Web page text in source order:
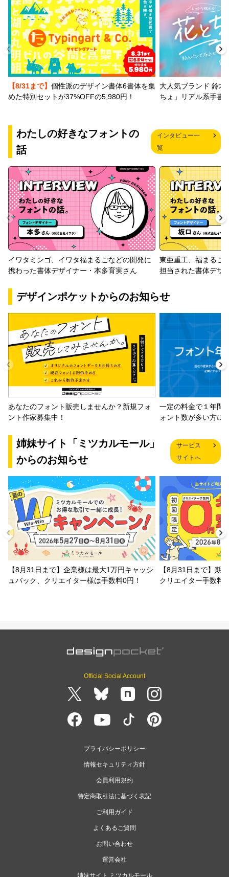
【8/31まで】 個性派のデザイン書体6書体を集
めた特別セットが37%OFFの5,980円！
大人気ブランド 鈴木
ちょ」リアル系手書
わたしの好きなフォントの
話
インタビュー一
覧
イワタミンゴ、イワタ福まるごなどの開発に
携わった書体デザイナー・本多育実さん
東亜重工、福まるご
担当された書体デザ
デザインポケットからのお知らせ
あなたのフォント販売しませんか？新規フォ
ント作家募集中！
一定の料金で１年間
ォント数が多い方に
姉妹サイト「ミツカルモール」
からのお知らせ
サービス
サイトへ
【8月31日まで】企業様は最大1万円キャッシ
ュバック、クリエイター様は手数料0円！
【8月31日まで】期
クリエイター手数料
Official Social Account
プライバシーポリシー
情報セキュリティ方針
会員利用規約
特定商取引法に基づく表記
ご利用ガイド
よくあるご質問
お問い合わせ
運営会社